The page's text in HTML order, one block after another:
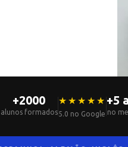
+2000
alunos formados
★★★★★
5.0 no Google
+5
no